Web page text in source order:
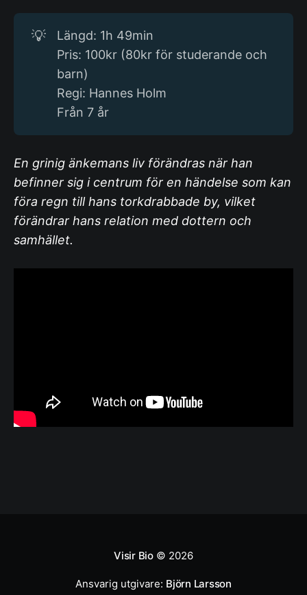
💡
Längd: 1h 49min
Pris: 100kr (80kr för studerande och
barn)
Regi: Hannes Holm
Från 7 år
En grinig änkemans liv förändras när han
befinner sig i centrum för en händelse som kan
föra regn till hans torkdrabbade by, vilket
förändrar hans relation med dottern och
samhället.
Visir Bio© 2026
Ansvarig utgivare: Björn Larsson